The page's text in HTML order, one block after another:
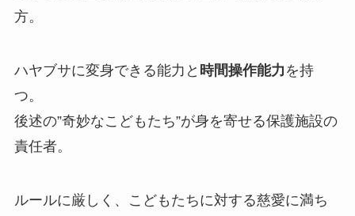
方。
ハヤブサに変身できる能力と 時間操作能力 を持
つ。
後述の”奇妙なこどもたち”が身を寄せる保護施設の
責任者。
ルールに厳しく、こどもたちに対する慈愛に満ち